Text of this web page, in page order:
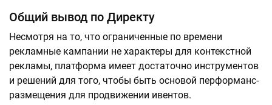
Общий вывод по Директу
Несмотря на то, что ограниченные по времени
рекламные кампании не характеры для контекстной
рекламы, платформа имеет достаточно инструментов
и решений для того, чтобы быть основой перформанс-
размещения для продвижении ивентов.